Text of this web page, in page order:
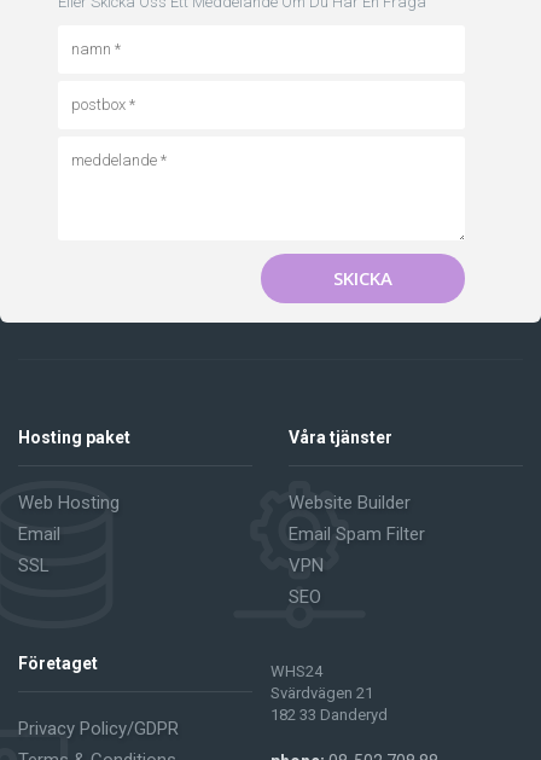
SKICKA
Hosting paket
Web Hosting
Email
SSL
Våra tjänster
Website Builder
Email Spam Filter
VPN
SEO
Företaget
Privacy Policy/GDPR
WHS24
Svärdvägen 21
182 33 Danderyd